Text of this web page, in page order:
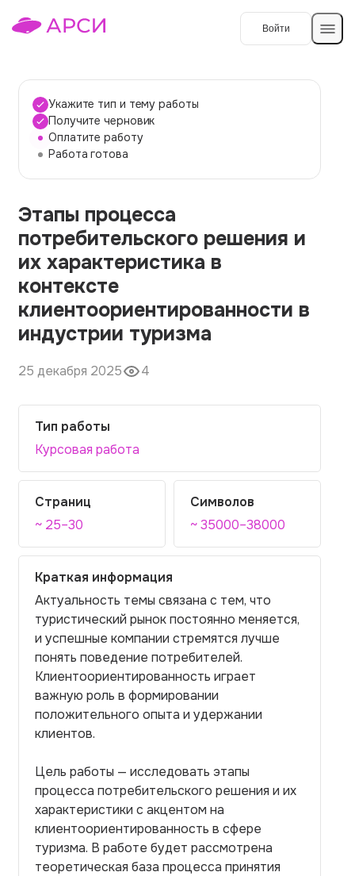
Войти
Темы работ
О сервисе
О компании
Наши гарантии
Порядок оплаты
Вопросы и ответы
Отзывы
Контакты
Укажите тип и тему работы
Получите черновик
Оплатите работу
Работа готова
Этапы процесса
потребительского решения и
их характеристика в
контексте
клиентоориентированности в
индустрии туризма
25 декабря 2025 4
Тип работы
Курсовая работа
Страниц
~ 25–30
Символов
~ 35000–38000
Краткая информация
Актуальность темы связана с тем, что
туристический рынок постоянно меняется,
и успешные компании стремятся лучше
понять поведение потребителей.
Клиентоориентированность играет
важную роль в формировании
положительного опыта и удержании
клиентов.
Цель работы — исследовать этапы
процесса потребительского решения и их
характеристики с акцентом на
клиентоориентированность в сфере
туризма. В работе будет рассмотрена
теоретическая база процесса принятия